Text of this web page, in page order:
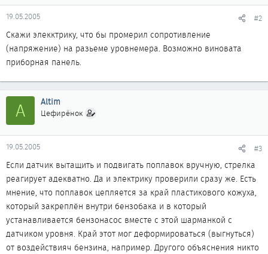
19.05.2005 #2
Скажи элекктрику, что бы промерил сопротивление
(напряжение) на разьеме уровнемера. Возможно виновата
приборная панель.
A Altim
Цефирёнок
19.05.2005 #3
Если датчик вытащить и подвигать поплавок вручную, стрелка
реагирует адекватно. Да и электрику проверили сразу же. Есть
мнение, что поплавок цепляется за край пластикового кожуха,
который закреплён внутри бензобака и в который
устанавливается бензонасос вместе с этой шарманкой с
датчиком уровня. Край этот мог деформироваться (выгнуться)
от воздействияч бензина, например. Другого объяснения никто